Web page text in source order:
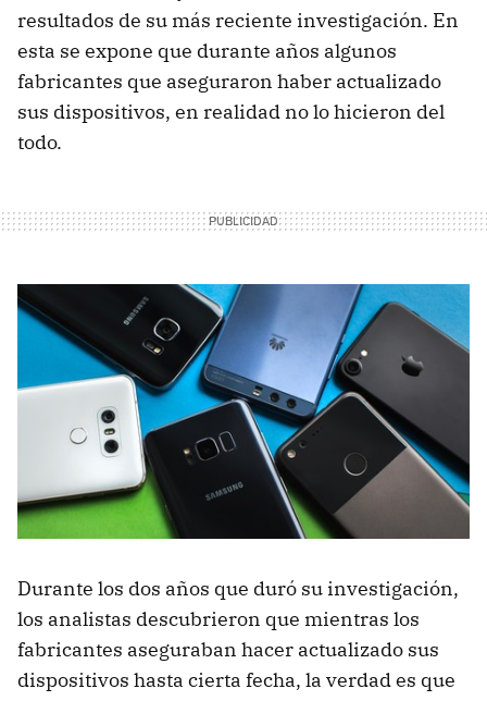
resultados de su más reciente investigación. En
esta se expone que durante años algunos
fabricantes que aseguraron haber actualizado
sus dispositivos, en realidad no lo hicieron del
todo.
Durante los dos años que duró su investigación,
los analistas descubrieron que mientras los
fabricantes aseguraban hacer actualizado sus
dispositivos hasta cierta fecha, la verdad es que